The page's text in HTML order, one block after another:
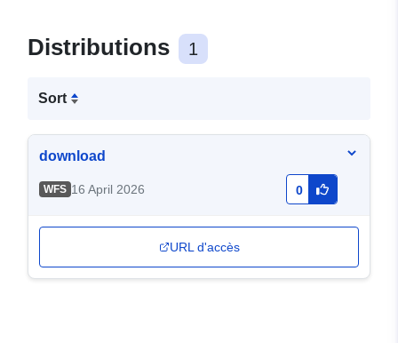
Distributions 1
Sort
download
WFS 16 April 2026 0
URL d'accès